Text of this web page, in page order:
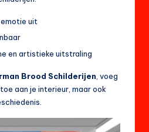
emotie uit
en artistieke uitstraling
Brood Schilderijen , voeg
aan je interieur, maar ook